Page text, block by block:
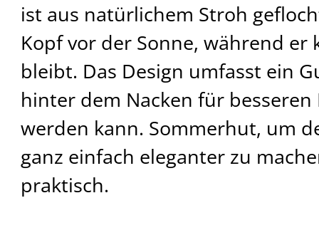
ist aus natürlichem Stroh
Kopf vor der Sonne, während
bleibt. Das Design umfasst ein
hinter dem Nacken für besseren
werden kann. Sommerhut, um
ganz einfach eleganter zu
praktisch.